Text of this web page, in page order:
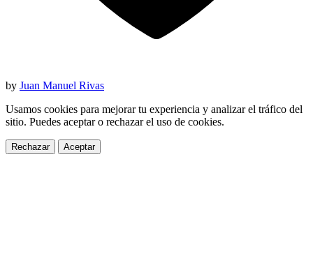
by Juan Manuel Rivas
Usamos cookies para mejorar tu experiencia y analizar el tráfico del
sitio. Puedes aceptar o rechazar el uso de cookies.
Rechazar Aceptar